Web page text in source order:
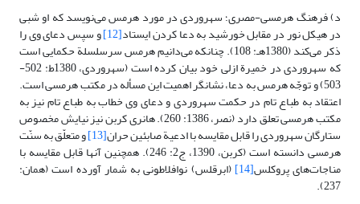
د) فرهنگ هرمسی-مصری؛ سهروردی در مورد هرمس می‌نویسد که او شبی
در هیکل نور در مقابل خورشید به دعا کردن ایستاد[12] و سپس دعای وی را
ذکر می‌کند (1380هـ: 108). چنانکه می‌دانیم هرمس سرسلسلة حکمایی است
که سهروردی در خمیرة ازلی خود بیان کرده است (سهروردی، 1380ط: 502-
503) و توجّه هرمس به دعا، نشانگر اهمیت این مسأله در مکتب هرمسی است.
اعتقاد به طباع تام در حکمت سهروردی و دعای وی خطاب به طباع تام نیز به
مکتب هرمسی تعلق دارد (نصر، 1386: 260). هانری کربن نیز نیایش مخصوص
ستارگان سهروردی را قابل مقایسه با ادعیة صابئین حران[13] و متعلّق به سنّت
هرمسی دانسته است (کربن، 1390، ج2: 246). همچنین آنها قابل مقایسه با
مناجات‌های پروکلس[14] (ابرقلس) نوافلاطونی به شمار آورده است (همان:
237).